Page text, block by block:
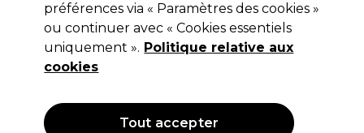
R-Two Essence Renforçatrice 400ml
(0)
17,40 €29,00 €
préférences via « Paramètres des cookies »
ou continuer avec « Cookies essentiels
uniquement ». Politique relative aux
cookies
Tout accepter